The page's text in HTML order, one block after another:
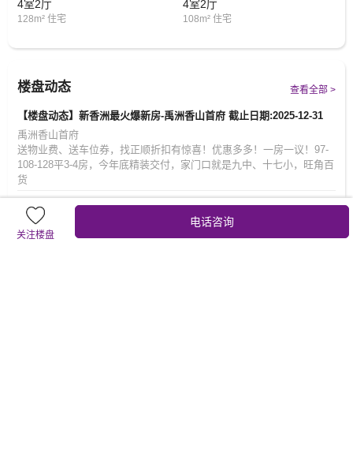
4室2厅
128m² 住宅
4室2厅
108m² 住宅
楼盘动态 查看全部 >
【楼盘动态】新香洲最火爆新房-禹洲香山首府 截止日期:2025-12-31
禹洲香山首府
送物业费、送车位券，找正顺折扣有惊喜！优惠多多！一房一议！97-
108-128平3-4房，今年底精装交付，家门口就是九中、十七小，旺角百
货
【楼盘动态】禹洲香山首府 截止日期:2025-10-08
禹洲香山首府
找正顺折扣有惊喜！一房一议！97-108-128平3-4房，今年底精装交
关注楼盘
电话咨询